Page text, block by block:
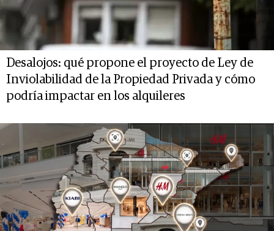
Desalojos: qué propone el proyecto de Ley de
Inviolabilidad de la Propiedad Privada y cómo
podría impactar en los alquileres